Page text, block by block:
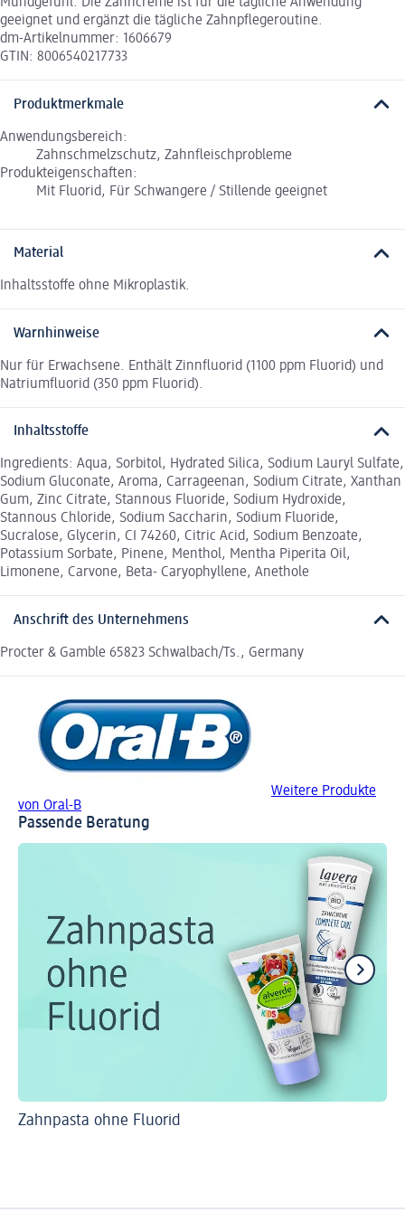
Mundgefühl. Die Zahncreme ist für die tägliche Anwendung
geeignet und ergänzt die tägliche Zahnpflegeroutine.
dm-Artikelnummer: 1606679
GTIN: 8006540217733
Produktmerkmale
Anwendungsbereich:
Zahnschmelzschutz, Zahnfleischprobleme
Produkteigenschaften:
Mit Fluorid, Für Schwangere / Stillende geeignet
Material
Inhaltsstoffe ohne Mikroplastik.
Warnhinweise
Nur für Erwachsene. Enthält Zinnfluorid (1100 ppm Fluorid) und
Natriumfluorid (350 ppm Fluorid).
Inhaltsstoffe
Ingredients: Aqua, Sorbitol, Hydrated Silica, Sodium Lauryl Sulfate,
Sodium Gluconate, Aroma, Carrageenan, Sodium Citrate, Xanthan
Gum, Zinc Citrate, Stannous Fluoride, Sodium Hydroxide,
Stannous Chloride, Sodium Saccharin, Sodium Fluoride,
Sucralose, Glycerin, CI 74260, Citric Acid, Sodium Benzoate,
Potassium Sorbate, Pinene, Menthol, Mentha Piperita Oil,
Limonene, Carvone, Beta- Caryophyllene, Anethole
Anschrift des Unternehmens
Procter & Gamble 65823 Schwalbach/Ts., Germany
Weitere Produkte
von Oral-B
Passende Beratung
Zahnpasta ohne Fluorid